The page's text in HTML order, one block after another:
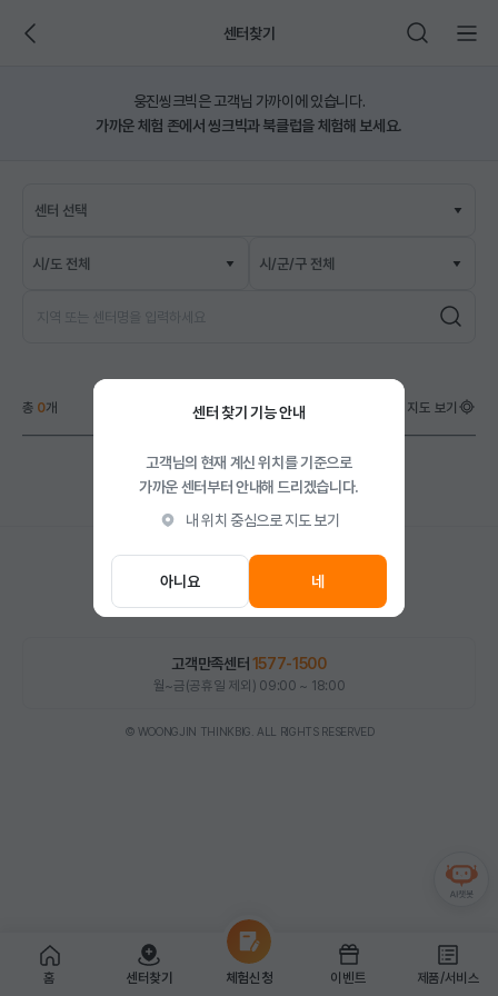
센터찾기
홈 센터찾기 체험신청 이벤트 제품/서비스
센터 찾기 기능 안내
고객님의 현재 계신 위치를 기준으로
가까운 센터부터 안내해 드리겠습니다.
내 위치 중심으로 지도 보기
아니요 네
웅진씽크빅은 고객님 가까이에 있습니다.
가까운 체험 존에서 씽크빅과 북클럽을 체험해 보세요.
진
크
찾
기
센터 선택
총 0개 내 위치 중심으로 지도 보기
고객만족센터 1577-1500
월~금(공휴일 제외) 09:00 ~ 18:00
© WOONGJIN THINKBIG. ALL RIGHTS RESERVED